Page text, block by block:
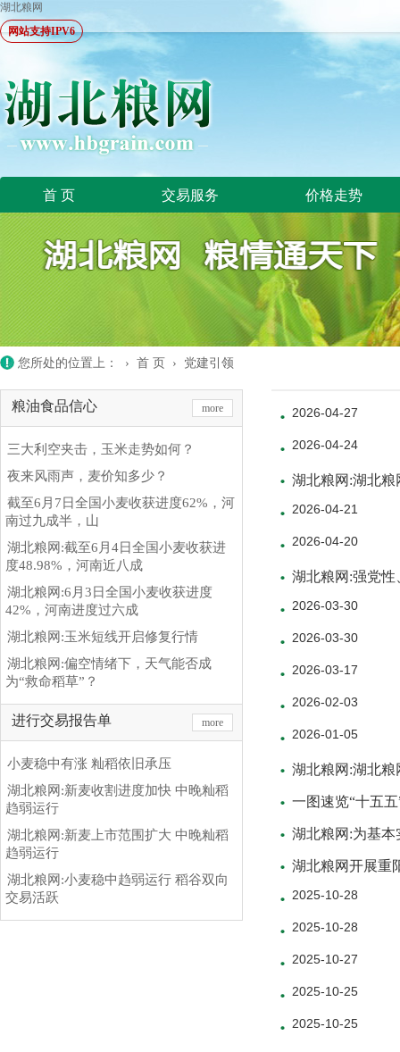
湖北粮网
网站支持IPV6
首 页 交易服务 价格走势
您所处的位置上： › 首 页 › 党建引领
粮油食品信心 more
三大利空夹击，玉米走势如何？
夜来风雨声，麦价知多少？
截至6月7日全国小麦收获进度62%，河
南过九成半，山
湖北粮网:截至6月4日全国小麦收获进
度48.98%，河南近八成
湖北粮网:6月3日全国小麦收获进度
42%，河南进度过六成
湖北粮网:玉米短线开启修复行情
湖北粮网:偏空情绪下，天气能否成
为“救命稻草”？
进行交易报告单 more
小麦稳中有涨 籼稻依旧承压
湖北粮网:新麦收割进度加快 中晚籼稻
趋弱运行
湖北粮网:新麦上市范围扩大 中晚籼稻
趋弱运行
湖北粮网:小麦稳中趋弱运行 稻谷双向
交易活跃
2026-04-27
2026-04-24
湖北粮网:湖北粮
2026-04-21
2026-04-20
湖北粮网:强党
2026-03-30
2026-03-30
2026-03-17
2026-02-03
2026-01-05
湖北粮网:湖北
一图速览“十五
湖北粮网:为基
湖北粮网开展重
2025-10-28
2025-10-28
2025-10-27
2025-10-25
2025-10-25